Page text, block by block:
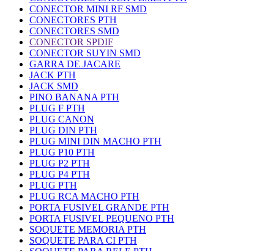
CONECTOR MINI RF SMD
CONECTORES PTH
CONECTORES SMD
CONECTOR SPDIF
CONECTOR SUYIN SMD
GARRA DE JACARE
JACK PTH
JACK SMD
PINO BANANA PTH
PLUG F PTH
PLUG CANON
PLUG DIN PTH
PLUG MINI DIN MACHO PTH
PLUG P10 PTH
PLUG P2 PTH
PLUG P4 PTH
PLUG PTH
PLUG RCA MACHO PTH
PORTA FUSIVEL GRANDE PTH
PORTA FUSIVEL PEQUENO PTH
SOQUETE MEMORIA PTH
SOQUETE PARA CI PTH